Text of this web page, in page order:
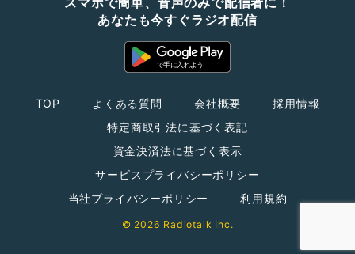
あなたも今すぐラジオ配信
TOP よくある質問 会社概要
採用情報
特定商取引法に基づく表記
資金決済法に基づく表示
サービスプライバシーポリシー
当社プライバシーポリシー
利用規約
© 2026 Radiotalk Inc.